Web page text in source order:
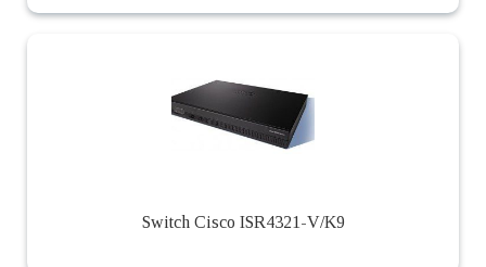
Switch Cisco ISR4321-V/K9